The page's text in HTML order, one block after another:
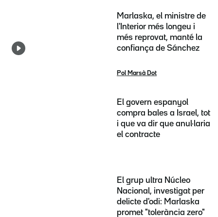
Marlaska, el ministre de
l'Interior més longeu i
més reprovat, manté la
confiança de Sánchez
Pol Marsà Dot
El govern espanyol
compra bales a Israel, tot
i que va dir que anul·laria
el contracte
El grup ultra Núcleo
Nacional, investigat per
delicte d'odi: Marlaska
promet "tolerància zero"